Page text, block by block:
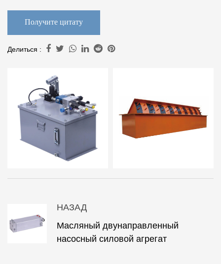
Получите цитату
Делиться :
НАЗАД
Масляный двунаправленный
насосный силовой агрегат